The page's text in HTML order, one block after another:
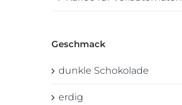
Geschmack
dunkle Schokolade
erdig